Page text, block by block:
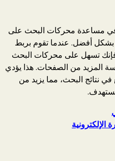
في مساعدة محركات البحث على
أفضل. عندما تقوم بربط
فإنك تسهل على محركات البحث
المزيد من الصفحات. هذا يؤدي
نتائج البحث، مما يزيد من